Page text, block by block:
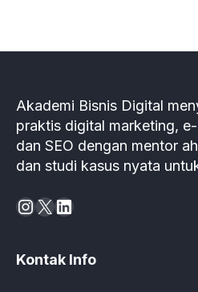
Akademi Bisnis Digital
praktis digital marketing,
dan SEO dengan mentor
dan studi kasus nyata
Instagram
X LinkedIn
Kontak Info